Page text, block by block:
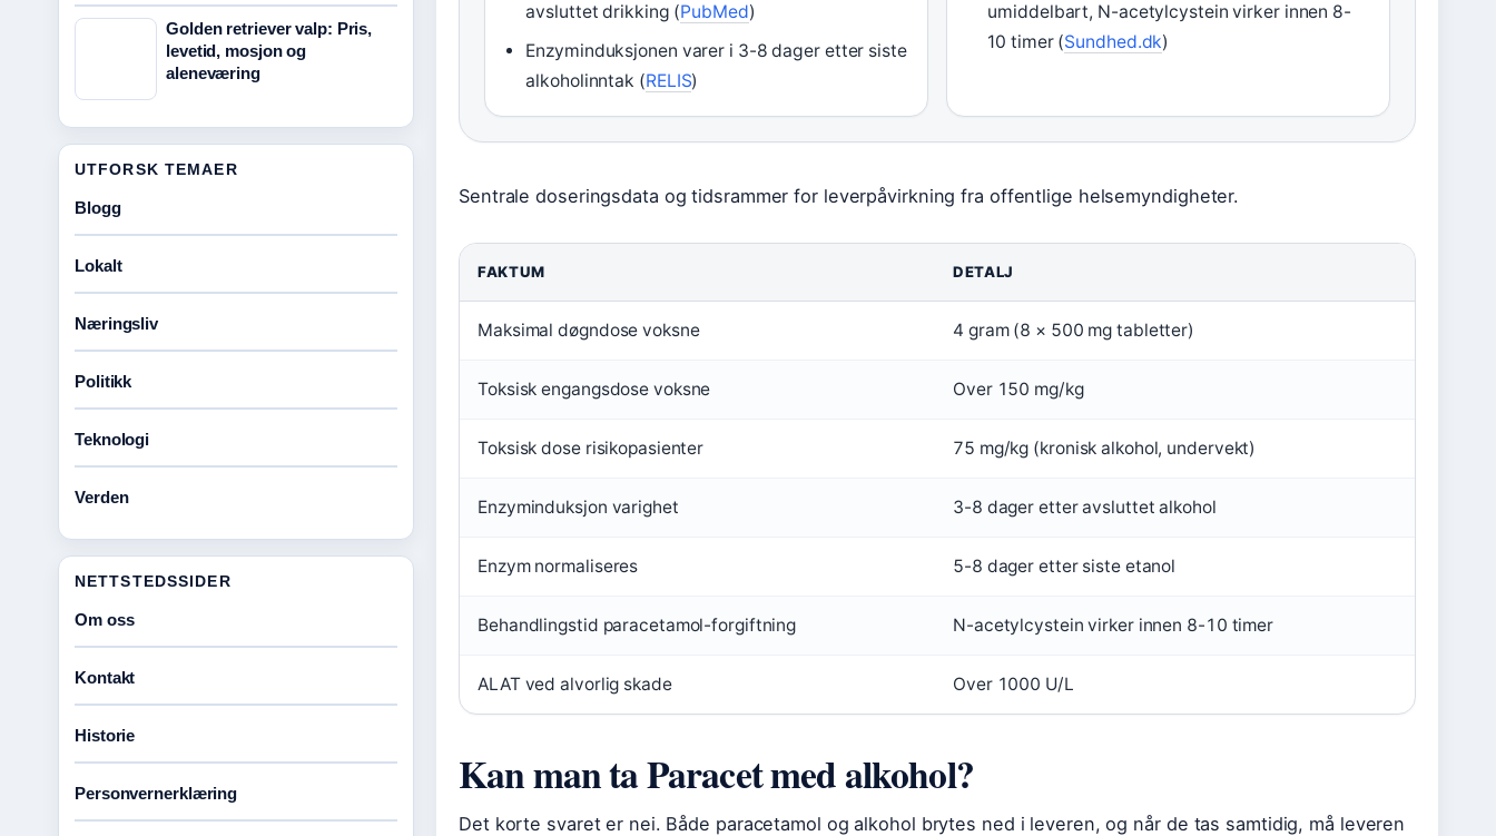
avsluttet drikking (PubMed)
Enzyminduksjonen varer i 3-8 dager etter siste
alkoholinntak (RELIS)
umiddelbart, N-acetylcystein virker innen 8-
10 timer (Sundhed.dk)
Sentrale doseringsdata og tidsrammer for leverpåvirkning fra offentlige helsemyndigheter.
FAKTUM DETALJ
Maksimal døgndose voksne 4 gram (8 × 500 mg tabletter)
Toksisk engangsdose voksne Over 150 mg/kg
Toksisk dose risikopasienter 75 mg/kg (kronisk alkohol, undervekt)
Enzyminduksjon varighet 3-8 dager etter avsluttet alkohol
Enzym normaliseres 5-8 dager etter siste etanol
Behandlingstid paracetamol-forgiftning N-acetylcystein virker innen 8-10 timer
ALAT ved alvorlig skade Over 1000 U/L
Kan man ta Paracet med alkohol?
Det korte svaret er nei. Både paracetamol og alkohol brytes ned i leveren, og når de tas samtidig, må leveren
Golden retriever valp: Pris,
levetid, mosjon og
aleneværing
UTFORSK TEMAER
Blogg
Lokalt
Næringsliv
Politikk
Teknologi
Verden
NETTSTEDSSIDER
Om oss
Kontakt
Historie
Personvernerklæring